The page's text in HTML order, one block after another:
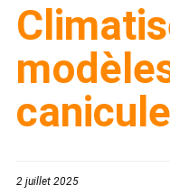
canicule
2 juillet 2025